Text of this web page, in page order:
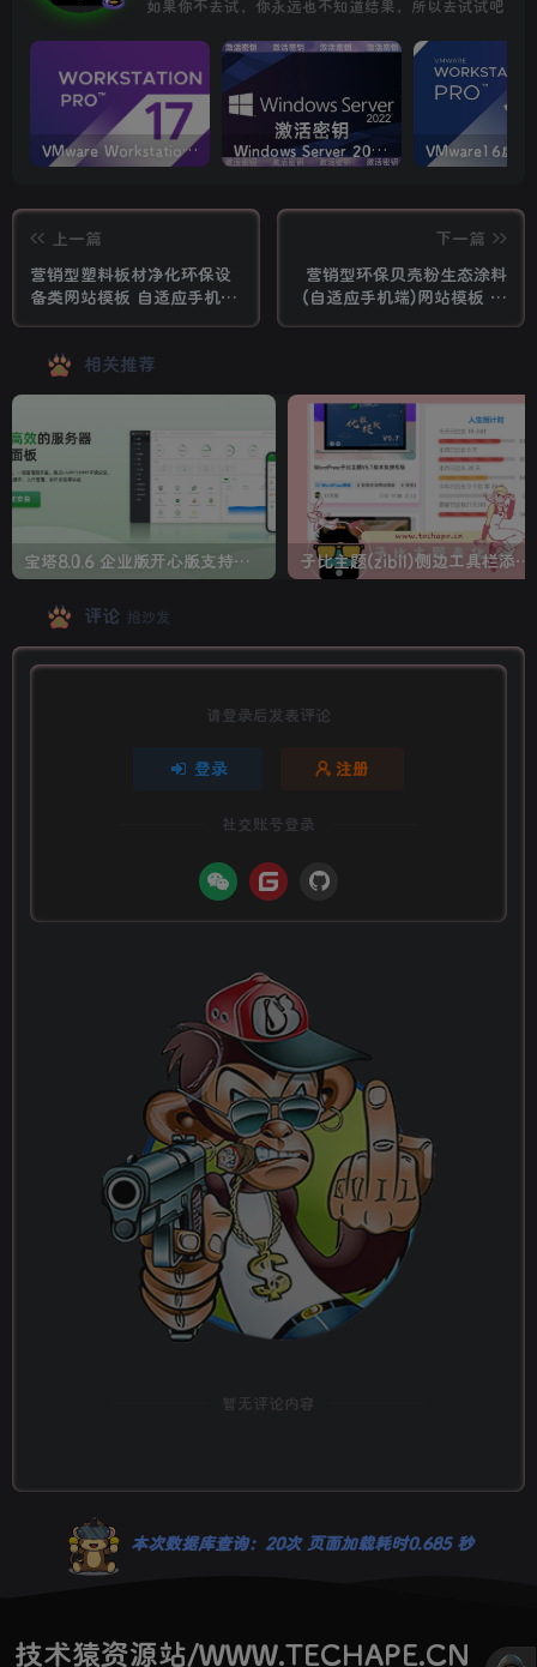
没有人可以回到过去从头再来，但是每个人都可以从今天开始，创造一个全新的结局
VMware Workstation PRO v17.6.4 正式版_虚拟机(带激活密钥) Windows Server 2022激活密钥 2024 5月更新
上一篇
营销型塑料板材净化环保设
备类网站模板 自适应手机端
下一篇
营销型环保贝壳粉生态涂料
(自适应手机端)网站模板 青
相关推荐
宝塔8.0.6 企业版开心版支持最新升级【一键脚本】 子比主题(zibll)侧边工具栏添加人生倒计时美化
评论 抢沙发
请登录后发表评论
登录 注册
社交账号登录
暂无评论内容
本次数据库查询：20次 页面加载耗时0.685 秒
技术猿资源站/WWW.TECHAPE.CN